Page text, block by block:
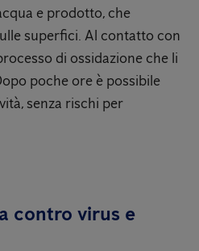
e prodotto, che
superfici. Al contatto con
di ossidazione che li
poche ore è possibile
senza rischi per
contro virus e